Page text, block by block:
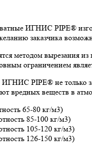
ИГНИС PIPE®
заказчика
методом вырезания
ограничением
PIPE® не только
вредных веществ в
65-80 кг/м3)
85-100 кг/м3)
105-120 кг/м3)
126-150 кг/м3)